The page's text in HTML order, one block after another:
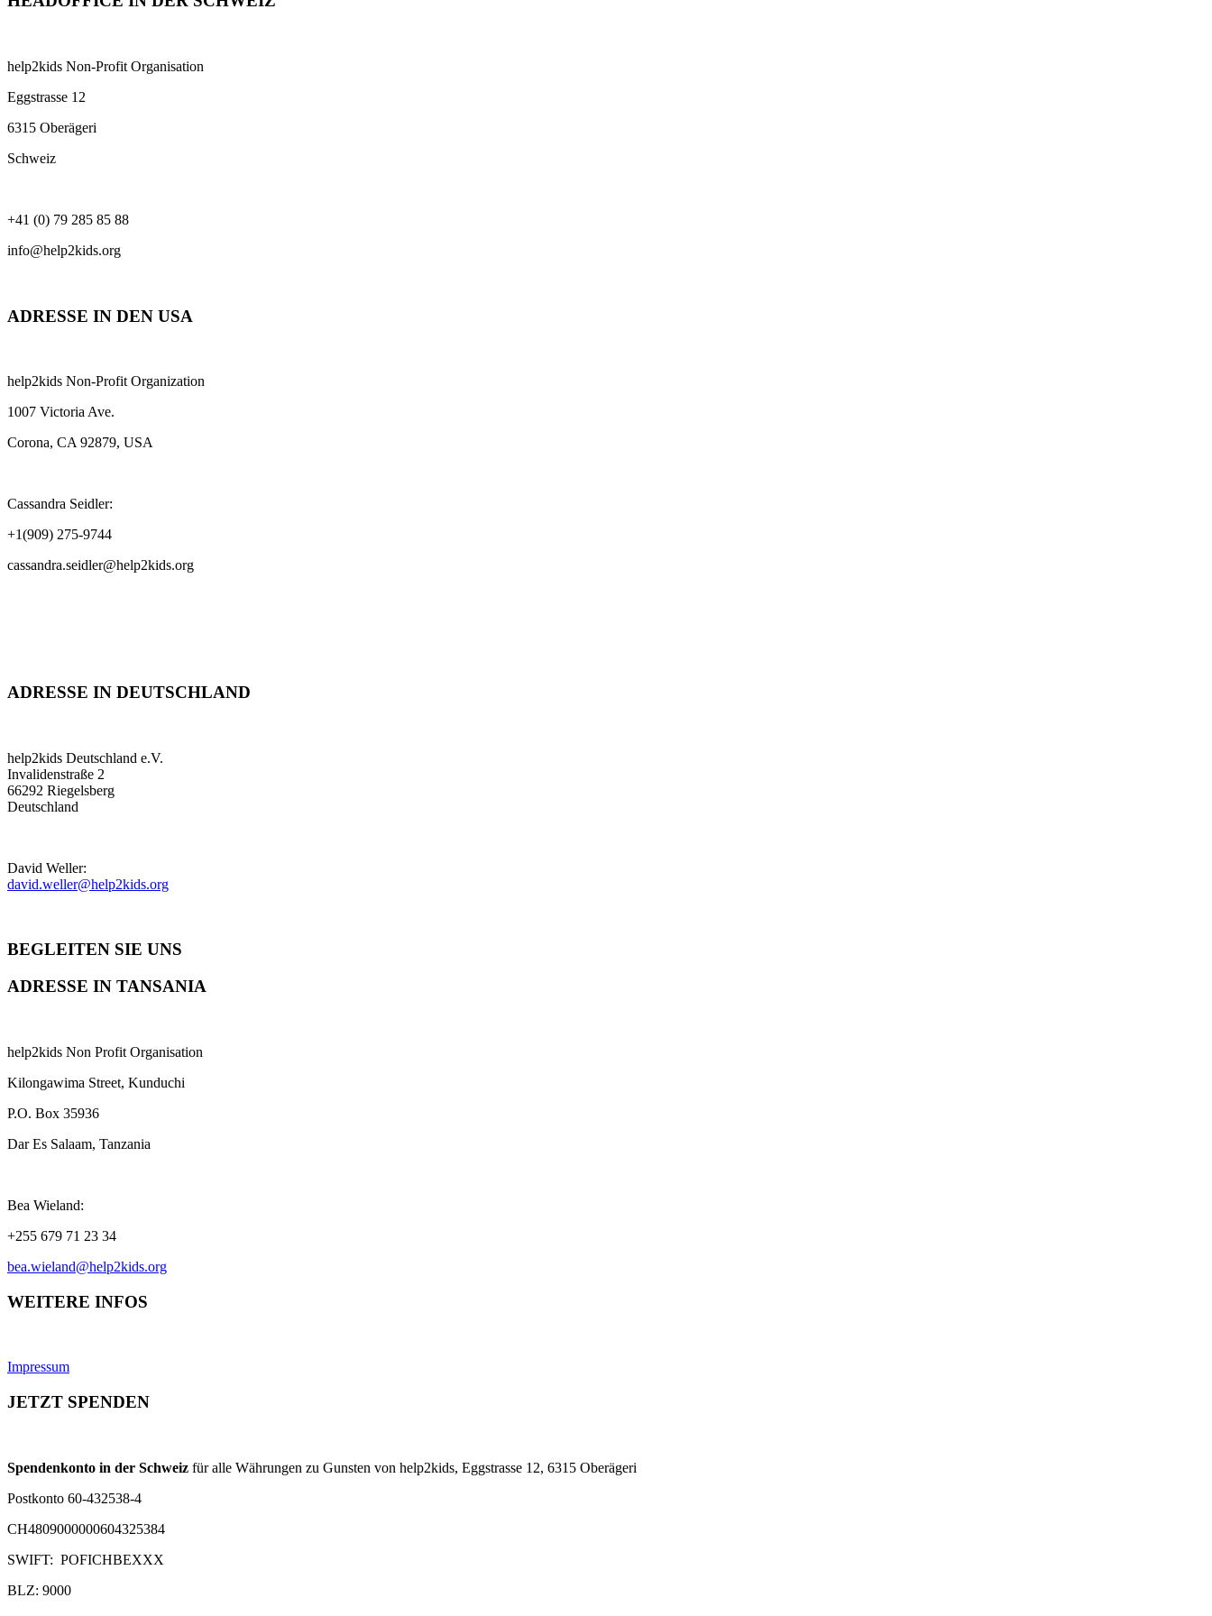
help2kids Non-Profit Organisation
Eggstrasse 12
6315 Oberägeri
Schweiz
+41 (0) 79 285 85 88
info@help2kids.org
ADRESSE IN DEN USA
help2kids Non-Profit Organization
1007 Victoria Ave.
Corona, CA 92879, USA
Cassandra Seidler:
+1(909) 275-9744
cassandra.seidler@help2kids.org
ADRESSE IN DEUTSCHLAND
help2kids Deutschland e.V.
Invalidenstraße 2
66292 Riegelsberg
Deutschland
David Weller:
david.weller@help2kids.org
BEGLEITEN SIE UNS
ADRESSE IN TANSANIA
help2kids Non Profit Organisation
Kilongawima Street, Kunduchi
P.O. Box 35936
Dar Es Salaam, Tanzania
Bea Wieland:
+255 679 71 23 34
bea.wieland@help2kids.org
WEITERE INFOS
Impressum
JETZT SPENDEN
Spendenkonto in der Schweiz für alle Währungen zu Gunsten von help2kids, Eggstrasse 12, 6315 Oberägeri
Postkonto 60-432538-4
CH4809000000604325384
SWIFT: POFICHBEXXX
BLZ: 9000